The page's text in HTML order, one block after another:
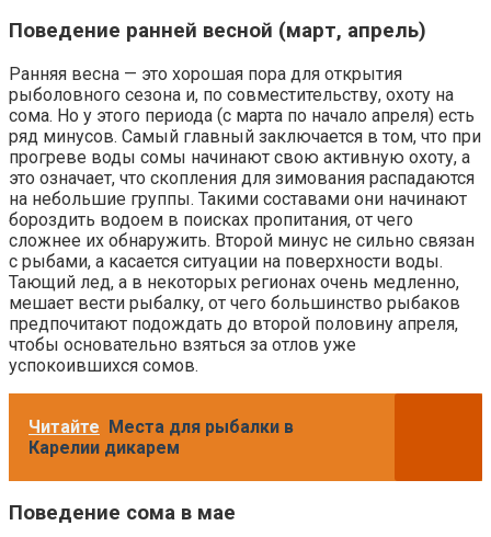
Поведение ранней весной (март, апрель)
Ранняя весна — это хорошая пора для открытия
рыболовного сезона и, по совместительству, охоту на
сома. Но у этого периода (с марта по начало апреля) есть
ряд минусов. Самый главный заключается в том, что при
прогреве воды сомы начинают свою активную охоту, а
это означает, что скопления для зимования распадаются
на небольшие группы. Такими составами они начинают
бороздить водоем в поисках пропитания, от чего
сложнее их обнаружить. Второй минус не сильно связан
с рыбами, а касается ситуации на поверхности воды.
Тающий лед, а в некоторых регионах очень медленно,
мешает вести рыбалку, от чего большинство рыбаков
предпочитают подождать до второй половину апреля,
чтобы основательно взяться за отлов уже
успокоившихся сомов.
Читайте Места для рыбалки в
Карелии дикарем
Поведение сома в мае